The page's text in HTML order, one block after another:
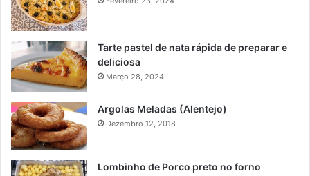
Tarte pastel de nata rápida de preparar e
deliciosa
Março 28, 2024
Argolas Meladas (Alentejo)
Dezembro 12, 2018
Lombinho de Porco preto no forno